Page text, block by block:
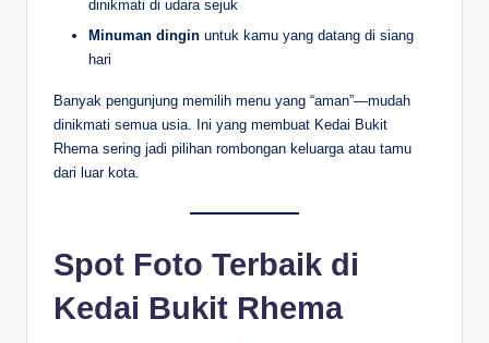
dinikmati di udara sejuk
Minuman dingin untuk kamu yang datang di siang
hari
Banyak pengunjung memilih menu yang “aman”—mudah
dinikmati semua usia. Ini yang membuat Kedai Bukit
Rhema sering jadi pilihan rombongan keluarga atau tamu
dari luar kota.
Spot Foto Terbaik di
Kedai Bukit Rhema